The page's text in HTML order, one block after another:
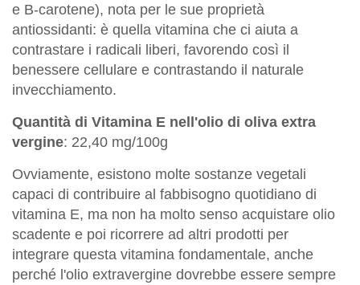
e B-carotene), nota per le sue proprietà
antiossidanti: è quella vitamina che ci aiuta a
contrastare i radicali liberi, favorendo così il
benessere cellulare e contrastando il naturale
invecchiamento.
Quantità di Vitamina E nell'olio di oliva extra
vergine: 22,40 mg/100g
Ovviamente, esistono molte sostanze vegetali
capaci di contribuire al fabbisogno quotidiano di
vitamina E, ma non ha molto senso acquistare olio
scadente e poi ricorrere ad altri prodotti per
integrare questa vitamina fondamentale, anche
perché l'olio extravergine dovrebbe essere sempre